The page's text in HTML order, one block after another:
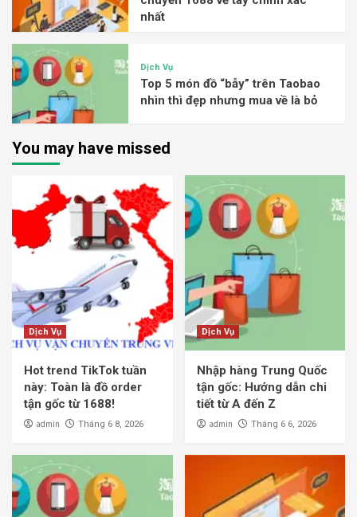
nhất
Dịch Vụ
Top 5 món đồ “bẫy” trên Taobao
nhìn thì đẹp nhưng mua về là bỏ
You may have missed
Dịch Vụ
Hot trend TikTok tuần
này: Toàn là đồ order
tận gốc từ 1688!
admin Tháng 6 8, 2026
Dịch Vụ
Nhập hàng Trung Quốc
tận gốc: Hướng dẫn chi
tiết từ A đến Z
admin Tháng 6 6, 2026